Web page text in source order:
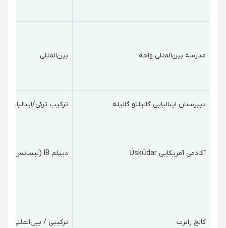
مدرسه بین‌المللی واحه بین‌المللی
دبیرستان ایتالیایی گالیلئو گالیله ترکیب ترکی/ایتالیایی
آکادمی آمریکایی Üsküdar دیپلم IB (لیسانس بین المللی)
کالج رابرت ترکیبی / بین‌المللی